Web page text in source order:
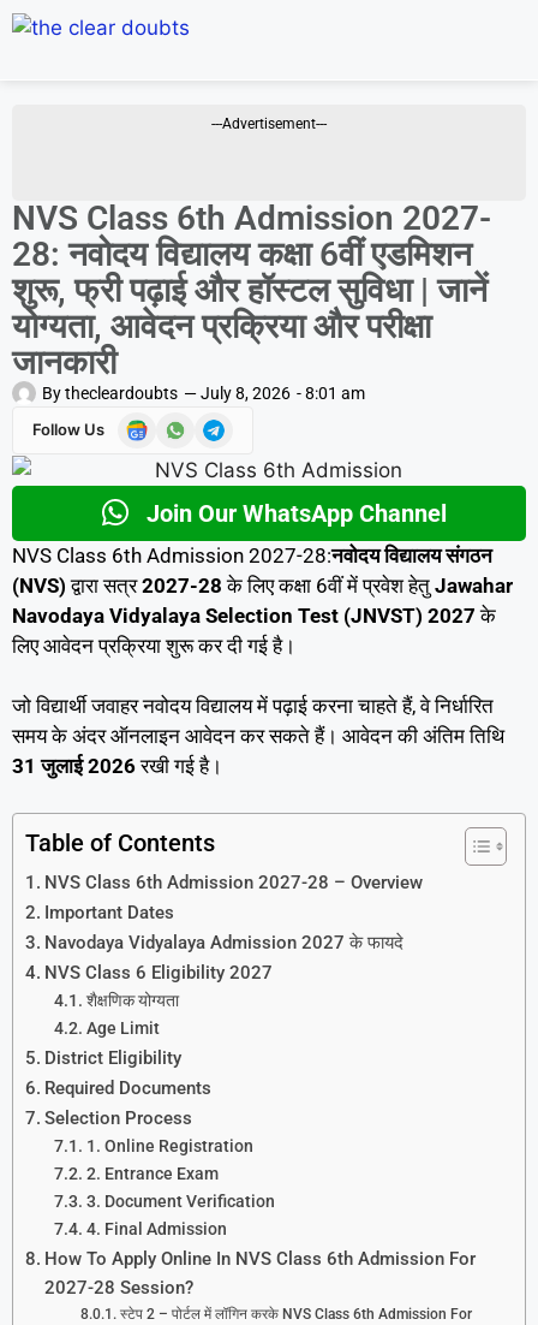
---Advertisement---
NVS Class 6th Admission 2027-
28: नवोदय विद्यालय कक्षा 6वीं एडमिशन
शुरू, फ्री पढ़ाई और हॉस्टल सुविधा | जानें
योग्यता, आवेदन प्रक्रिया और परीक्षा
जानकारी
Bythecleardoubts —July 8, 2026 -8:01 am
Follow Us
Join Our WhatsApp Channel
NVS Class 6th Admission 2027-28:नवोदय विद्यालय संगठन
(NVS) द्वारा सत्र2027-28 के लिए कक्षा 6वीं में प्रवेश हेतु Jawahar
Navodaya Vidyalaya Selection Test (JNVST) 2027 के
लिए आवेदन प्रक्रिया शुरू कर दी गई है।
जो विद्यार्थी जवाहर नवोदय विद्यालय में पढ़ाई करना चाहते हैं, वे निर्धारित
समय के अंदर ऑनलाइन आवेदन कर सकते हैं। आवेदन की अंतिम तिथि
31 जुलाई 2026रखी गई है।
Table of Contents
NVS Class 6th Admission 2027-28 – Overview
Important Dates
Navodaya Vidyalaya Admission 2027 के फायदे
NVS Class 6 Eligibility 2027
शैक्षणिक योग्यता
Age Limit
District Eligibility
Required Documents
Selection Process
1. Online Registration
2. Entrance Exam
3. Document Verification
4. Final Admission
How To Apply Online In NVS Class 6th Admission For
2027-28 Session?
स्टेप 2 – पोर्टल में लॉगिन करके NVS Class 6th Admission For